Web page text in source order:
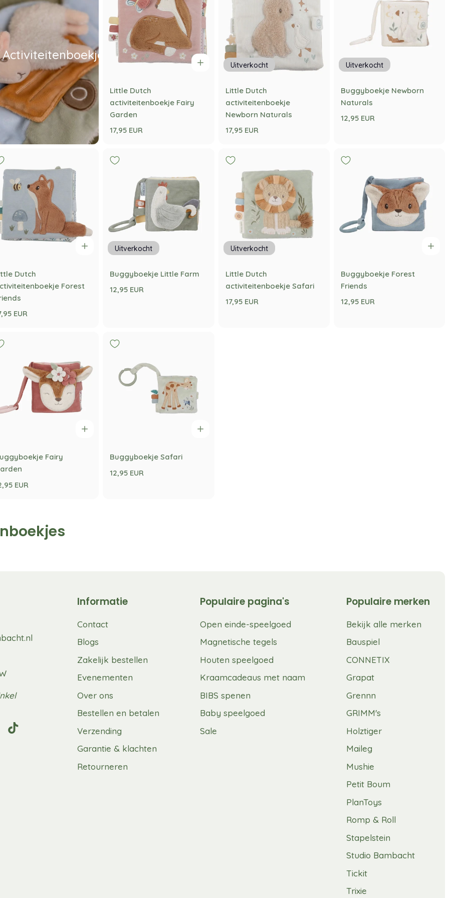
Activiteitenboekjes
Little Dutch
activiteitenboekje Fairy
Garden
17,95 EUR
Uitverkocht
Little Dutch
activiteitenboekje
Newborn Naturals
17,95 EUR
Uitverkocht
Buggyboekje Newborn
Naturals
12,95 EUR
Dutch
Forest
EUR
Uitverkocht
Buggyboekje Little Farm
12,95 EUR
Uitverkocht
Little Dutch
activiteitenboekje Safari
17,95 EUR
Buggyboekje Forest
Friends
12,95 EUR
Fairy
EUR
Buggyboekje Safari
12,95 EUR
Informatie
Contact
Blogs
Zakelijk bestellen
Evenementen
Over ons
Bestellen en betalen
Verzending
Garantie & klachten
Retourneren
Populaire pagina's
Open einde-speelgoed
Magnetische tegels
Houten speelgoed
Kraamcadeaus met naam
BIBS spenen
Baby speelgoed
Sale
Populaire merken
Bekijk alle merken
Bauspiel
CONNETIX
Grapat
Grennn
GRIMM's
Holztiger
Maileg
Mushie
Petit Boum
PlanToys
Romp & Roll
Stapelstein
Studio Bambacht
Tickit
Trixie